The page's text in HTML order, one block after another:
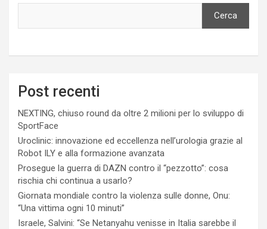
Cerca
Post recenti
NEXTING, chiuso round da oltre 2 milioni per lo sviluppo di
SportFace
Uroclinic: innovazione ed eccellenza nell’urologia grazie al
Robot ILY e alla formazione avanzata
Prosegue la guerra di DAZN contro il “pezzotto”: cosa
rischia chi continua a usarlo?
Giornata mondiale contro la violenza sulle donne, Onu:
“Una vittima ogni 10 minuti”
Israele, Salvini: “Se Netanyahu venisse in Italia sarebbe il